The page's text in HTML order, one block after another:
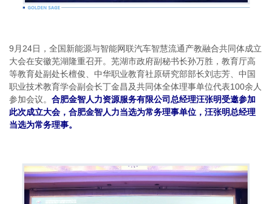
9月24日，全国新能源与智能网联汽车智慧流通产教融合共同体成立
大会在安徽芜湖隆重召开。芜湖市政府副秘书长孙万胜，教育厅高
等教育处副处长檀俊、中华职业教育社原研究部部长刘志芳、中国
职业技术教育学会副会长丁金昌及共同体全体理事单位代表100余人
参加会议。 合肥金智人力资源服务有限公司总经理汪张明受邀参加
此次成立大会，合肥金智人力当选为常务理事单位，汪张明总经理
当选为常务理事。